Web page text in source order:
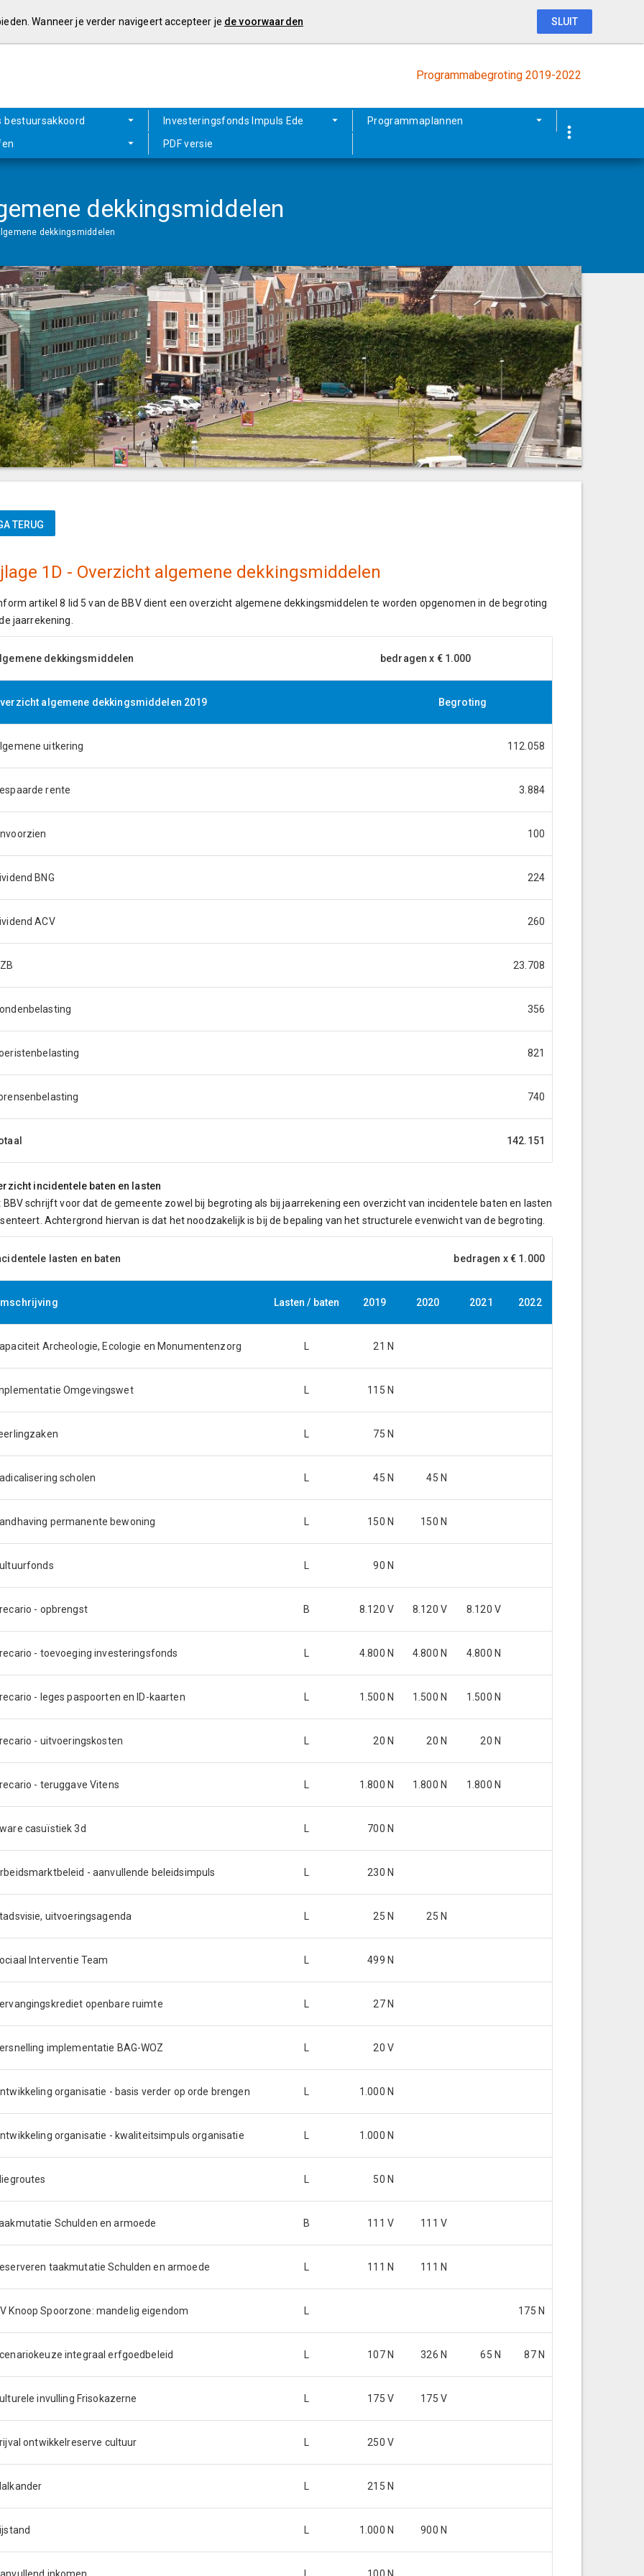
Programmabegroting 2019-2022
bestuursakkoord Investeringsfonds Impuls Ede
Programmaplannen
PDF versie
dekkingsmiddelen
dekkingsmiddelen
1D - Overzicht algemene dekkingsmiddelen
artikel 8 lid 5 van de BBV dient een overzicht algemene dekkingsmiddelen te worden opgenomen in de begroting
jaarrekening.
dekkingsmiddelen bedragen x € 1.000
algemene dekkingsmiddelen 2019 Begroting
uitkering 112.058
rente 3.884
100
BNG 224
ACV 260
23.708
356
821
740
142.151
incidentele baten en lasten
BBV schrijft voor dat de gemeente zowel bij begroting als bij jaarrekening een overzicht van incidentele baten en lasten
Achtergrond hiervan is dat het noodzakelijk is bij de bepaling van het structurele evenwicht van de begroting.
lasten en baten bedragen x € 1.000
Lasten / baten 2019 2020 2021 2022
Archeologie, Ecologie en Monumentenzorg 21 N
Omgevingswet 115 N
75 N
scholen 45 N 45 N
permanente bewoning 150 N 150 N
90 N
- opbrengst B 8.120 V 8.120 V 8.120 V
- toevoeging investeringsfonds 4.800 N 4.800 N 4.800 N
- leges paspoorten en ID-kaarten 1.500 N 1.500 N 1.500 N
- uitvoeringskosten 20 N 20 N 20 N
- teruggave Vitens 1.800 N 1.800 N 1.800 N
casuïstiek 3d 700 N
- aanvullende beleidsimpuls 230 N
uitvoeringsagenda 25 N 25 N
Interventie Team 499 N
openbare ruimte 27 N
implementatie BAG-WOZ 20 V
organisatie - basis verder op orde brengen 1.000 N
organisatie - kwaliteitsimpuls organisatie 1.000 N
50 N
Schulden en armoede B 111 V 111 V
taakmutatie Schulden en armoede 111 N 111 N
Knoop Spoorzone: mandelig eigendom 175 N
integraal erfgoedbeleid 107 N 326 N 65 N 87 N
invulling Frisokazerne 175 V 175 V
ontwikkelreserve cultuur 250 V
215 N
1.000 N 900 N
Wanneer je verder navigeert accepteer je de voorwaarden SLUIT